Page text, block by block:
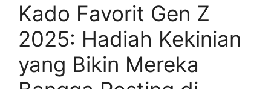
Kado Favorit Gen Z
2025: Hadiah Kekinian
yang Bikin Mereka